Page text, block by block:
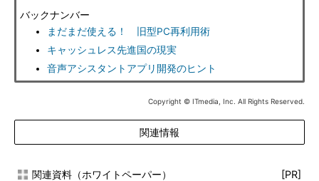
バックナンバー
まだまだ使える！ 旧型PC再利用術
キャッシュレス先進国の現実
音声アシスタントアプリ開発のヒント
Copyright © ITmedia, Inc. All Rights Reserved.
関連情報
関連資料（ホワイトペーパー） [PR]